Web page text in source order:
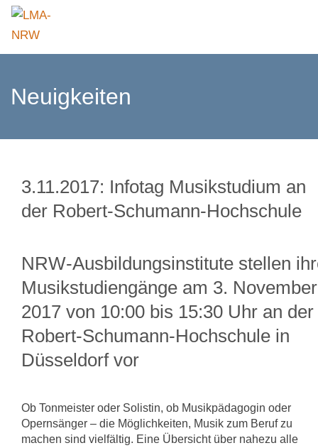
Neuigkeiten
3.11.2017: Infotag Musikstudium an
der Robert-Schumann-Hochschule
NRW-Ausbildungsinstitute stellen
Musikstudiengänge am 3. November
2017 von 10:00 bis 15:30 Uhr an der
Robert-Schumann-Hochschule in
Düsseldorf vor
Ob Tonmeister oder Solistin, ob Musikpädagogin oder
Opernsänger – die Möglichkeiten, Musik zum Beruf zu
machen sind vielfältig. Eine Übersicht über nahezu alle